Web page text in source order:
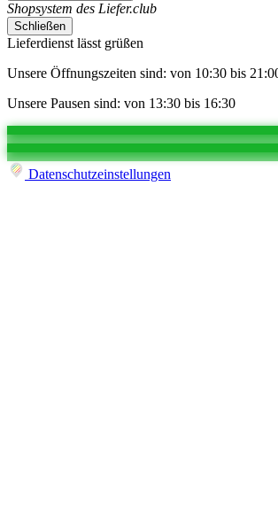
Shopsystem des Liefer.club
Schließen
Lieferdienst lässt grüßen
Unsere Öffnungszeiten sind: von 10:30 bis
Unsere Pausen sind: von 13:30 bis 16:30
Datenschutzeinstellungen